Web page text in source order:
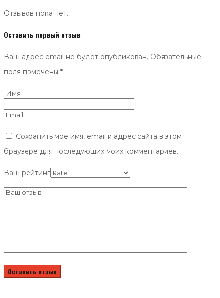
Отзывов пока нет.
Оставить первый отзыв
Ваш адрес email не будет опубликован. Обязательные
поля помечены *
Сохранить моё имя, email и адрес сайта в этом
браузере для последующих моих комментариев.
Ваш рейтинг